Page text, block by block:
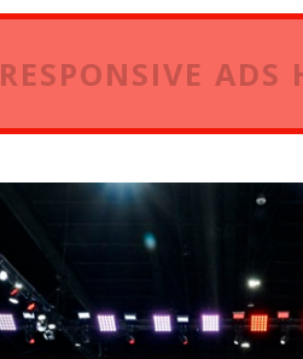
RESPONSIVE ADS